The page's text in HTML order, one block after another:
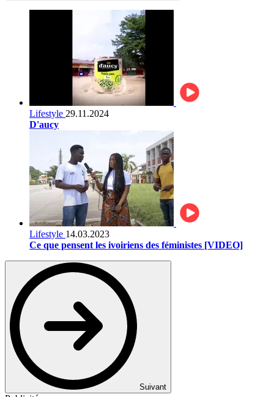
Lifestyle 29.11.2024
D'aucy
Lifestyle 14.03.2023
Ce que pensent les ivoiriens des féministes [VIDEO]
Suivant